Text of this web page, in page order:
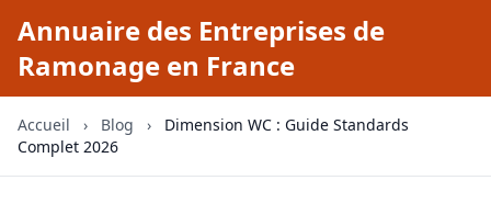
Annuaire des Entreprises de
Ramonage en France
Accueil › Blog ›
Dimension WC : Guide Standards
Complet 2026